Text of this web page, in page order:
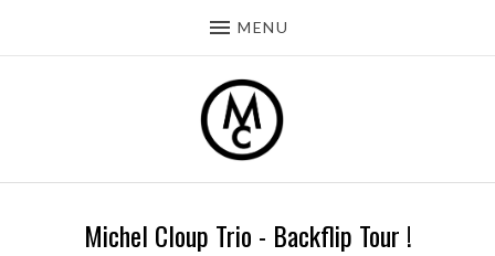
MENU
Michel Cloup Trio - Backflip Tour !